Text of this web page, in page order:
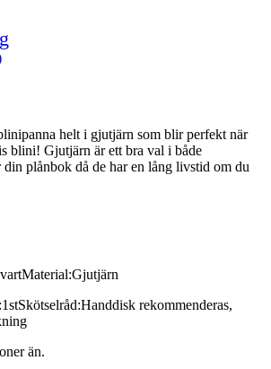
helt i gjutjärn som blir perfekt när
blini! Gjutjärn är ett bra val i både
plånbok då de har en lång livstid om du
rekommenderas,
än.